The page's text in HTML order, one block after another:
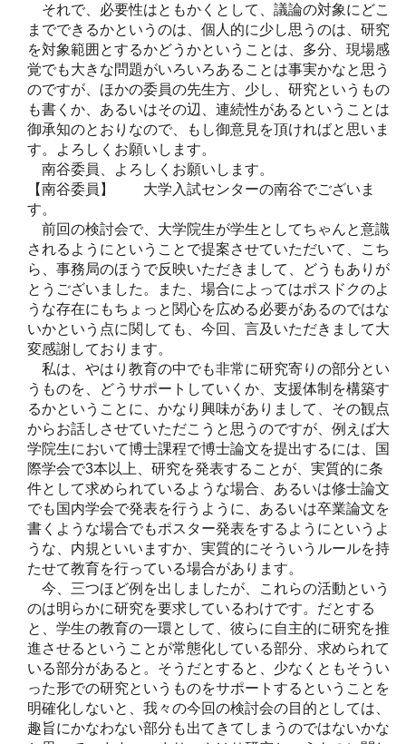
それで、必要性はともかくとして、議論の対象にどこ
までできるかというのは、個人的に少し思うのは、研究
を対象範囲とするかどうかということは、多分、現場感
覚でも大きな問題がいろいろあることは事実かなと思う
のですが、ほかの委員の先生方、少し、研究というもの
も書くか、あるいはその辺、連続性があるということは
御承知のとおりなので、もし御意見を頂ければと思いま
す。よろしくお願いします。
南谷委員、よろしくお願いします。
【南谷委員】 大学入試センターの南谷でございま
す。
前回の検討会で、大学院生が学生としてちゃんと意識
されるようにということで提案させていただいて、こち
ら、事務局のほうで反映いただきまして、どうもありが
とうございました。また、場合によってはポスドクのよ
うな存在にもちょっと関心を広める必要があるのではな
いかという点に関しても、今回、言及いただきまして大
変感謝しております。
私は、やはり教育の中でも非常に研究寄りの部分とい
うものを、どうサポートしていくか、支援体制を構築す
るかということに、かなり興味がありまして、その観点
からお話しさせていただこうと思うのですが、例えば大
学院生において博士課程で博士論文を提出するには、国
際学会で3本以上、研究を発表することが、実質的に条
件として求められているような場合、あるいは修士論文
でも国内学会で発表を行うように、あるいは卒業論文を
書くような場合でもポスター発表をするようにというよ
うな、内規といいますか、実質的にそういうルールを持
たせて教育を行っている場合があります。
今、三つほど例を出しましたが、これらの活動という
のは明らかに研究を要求しているわけです。だとする
と、学生の教育の一環として、彼らに自主的に研究を推
進させるということが常態化している部分、求められて
いる部分があると。そうだとすると、少なくともそうい
った形での研究というものをサポートするということを
明確化しないと、我々の今回の検討会の目的としては、
趣旨にかなわない部分も出てきてしまうのではないかな